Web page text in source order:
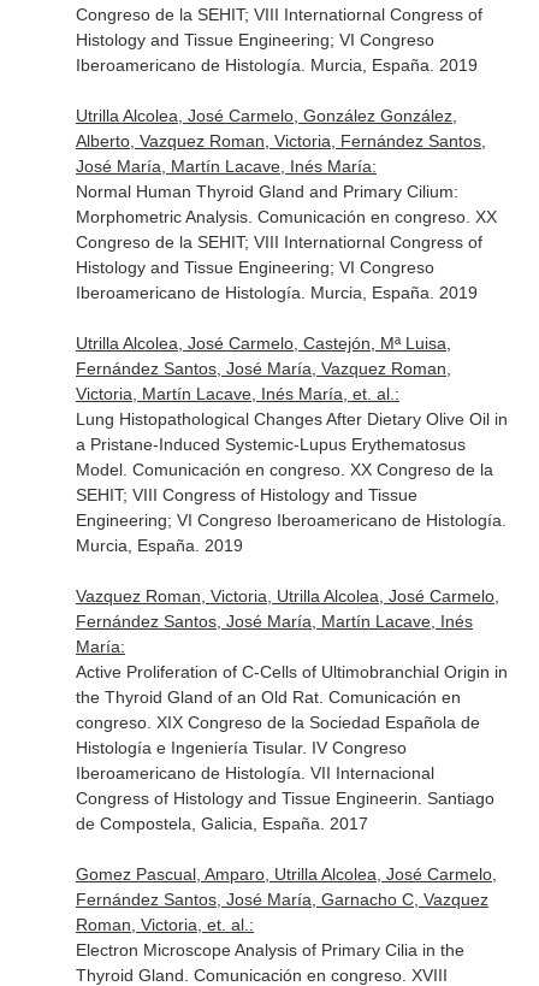
Congreso de la SEHIT; VIII Internatiornal Congress of
Histology and Tissue Engineering; VI Congreso
Iberoamericano de Histología. Murcia, España. 2019
Utrilla Alcolea, José Carmelo, González González,
Alberto, Vazquez Roman, Victoria, Fernández Santos,
José María, Martín Lacave, Inés María:
Normal Human Thyroid Gland and Primary Cilium:
Morphometric Analysis. Comunicación en congreso. XX
Congreso de la SEHIT; VIII Internatiornal Congress of
Histology and Tissue Engineering; VI Congreso
Iberoamericano de Histología. Murcia, España. 2019
Utrilla Alcolea, José Carmelo, Castejón, Mª Luisa,
Fernández Santos, José María, Vazquez Roman,
Victoria, Martín Lacave, Inés María, et. al.:
Lung Histopathological Changes After Dietary Olive Oil in
a Pristane-Induced Systemic-Lupus Erythematosus
Model. Comunicación en congreso. XX Congreso de la
SEHIT; VIII Congress of Histology and Tissue
Engineering; VI Congreso Iberoamericano de Histología.
Murcia, España. 2019
Vazquez Roman, Victoria, Utrilla Alcolea, José Carmelo,
Fernández Santos, José María, Martín Lacave, Inés
María:
Active Proliferation of C-Cells of Ultimobranchial Origin in
the Thyroid Gland of an Old Rat. Comunicación en
congreso. XIX Congreso de la Sociedad Española de
Histología e Ingeniería Tisular. IV Congreso
Iberoamericano de Histología. VII Internacional
Congress of Histology and Tissue Engineerin. Santiago
de Compostela, Galicia, España. 2017
Gomez Pascual, Amparo, Utrilla Alcolea, José Carmelo,
Fernández Santos, José María, Garnacho C, Vazquez
Roman, Victoria, et. al.:
Electron Microscope Analysis of Primary Cilia in the
Thyroid Gland. Comunicación en congreso. XVIII